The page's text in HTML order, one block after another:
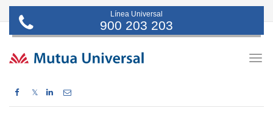
Línea Universal
900 203 203
𝕏